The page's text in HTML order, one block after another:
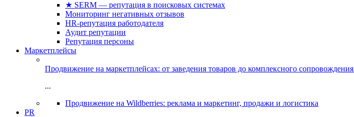
★ SERM — репутация в поисковых системах
Мониторинг негативных отзывов
HR-репутация работодателя
Аудит репутации
Репутация персоны
Маркетплейсы
Продвижение на маркетплейсах: от заведения товаров до комплексного
...
Продвижение на Wildberries: реклама и маркетинг, продажи и логистика
PR